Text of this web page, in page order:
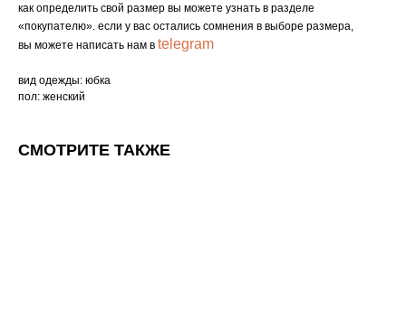
как определить свой размер вы можете узнать в разделе
«покупателю». если у вас остались сомнения в выборе размера,
вы можете написать нам в telegram
вид одежды: юбка
пол: женский
СМОТРИТЕ ТАКЖЕ